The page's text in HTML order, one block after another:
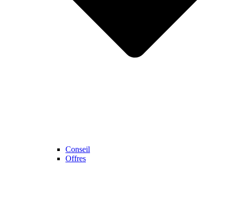
Conseil
Offres